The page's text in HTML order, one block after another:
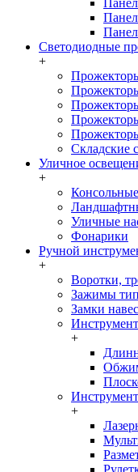
Светодиодные
+
Складские
Уличное
+
Уличные
Фонарики
Ручной
+
Воротки,
Зажимы
Замки
+
+